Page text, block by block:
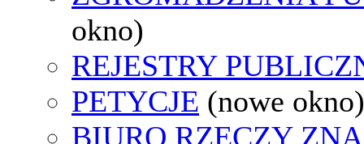
okno)
REJESTRY
PETYCJE (nowe okno)
BIURO RZECZY